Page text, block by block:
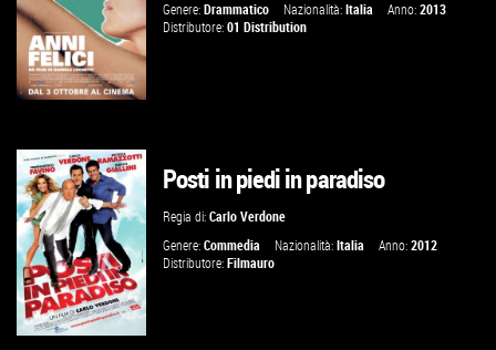
VAI ALLA SCHEDA
Genere:Drammatico Nazionalità:Italia Anno:2013
Distributore:01 Distribution
Posti in piedi in paradiso
Regia di:Carlo Verdone
Genere:Commedia Nazionalità:Italia Anno:2012
Distributore:Filmauro